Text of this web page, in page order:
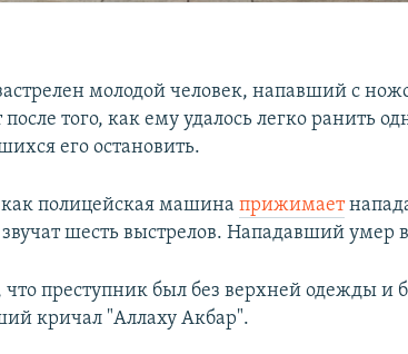
молодой человек, напавший с
того, как ему удалось легко ранить
его остановить.
как полицейская машинаприжимает
звучат шесть выстрелов. Нападавший умер
что преступник был без верхней одежды и
кричал "Аллаху Акбар".